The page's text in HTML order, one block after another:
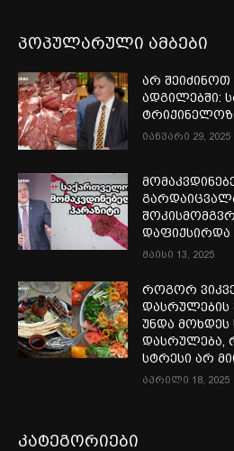
პოპულარული ამბები
არ შეიძინოთ
ადგილებში:
იანვარი 29, 2025
დაფიქსირდა
მაისი 13, 2025
როგორ
უნდა
დასრულება,
სტრესი არ
აპრილი 18, 2025
კატეგორიები